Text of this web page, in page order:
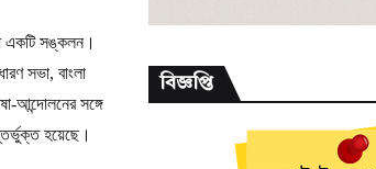
একটি সঙ্কলন।
সভা, বাংলা
আন্দোলনের সঙ্গে
হয়েছে।
বিজ্ঞপ্তি